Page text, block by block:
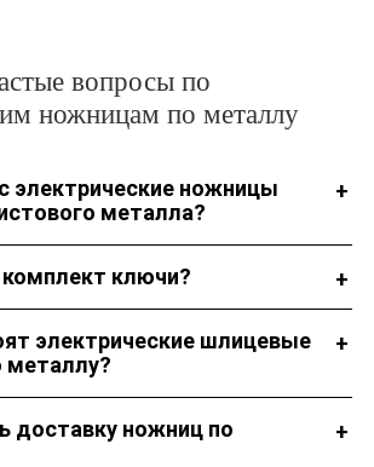
вопросы по
ножницам по металлу
электрические ножницы
металла?
несколько моделей на выбор.
ключи?
моделей поставляются ключи.
электрические шлицевые
ножниц по металлу можно
или узнать у наших сотрудников.
доставку ножниц по